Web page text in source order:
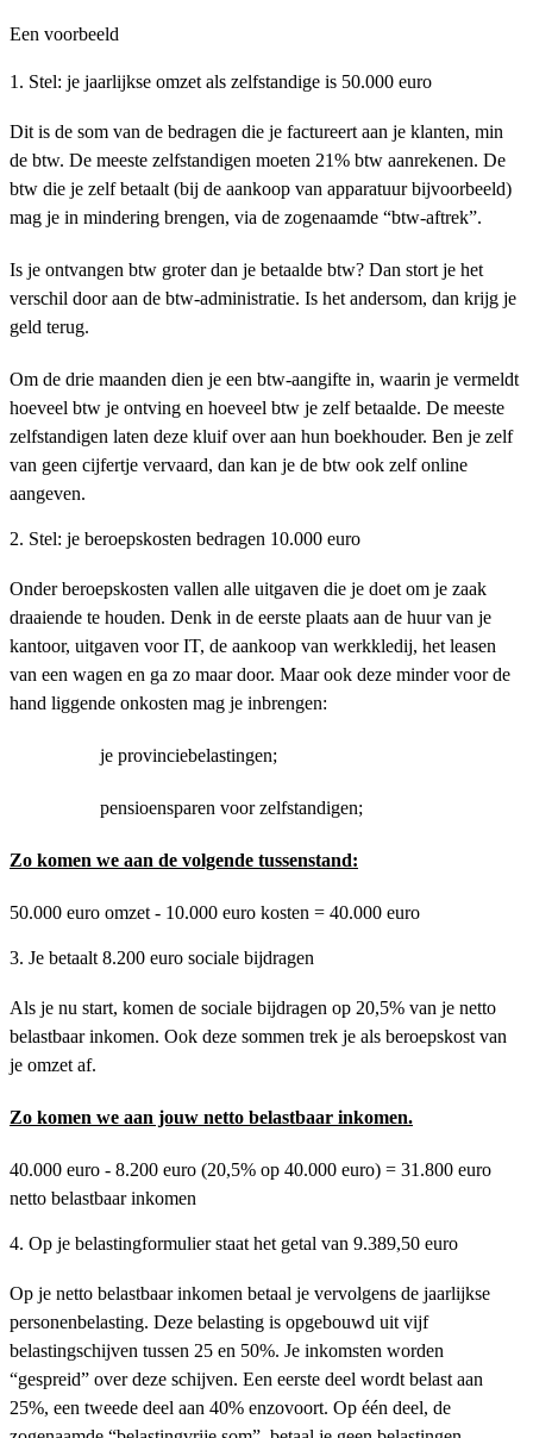
Een voorbeeld
1. Stel: je jaarlijkse omzet als zelfstandige is 50.000 euro
Dit is de som van de bedragen die je factureert aan je klanten, min
de btw. De meeste zelfstandigen moeten 21% btw aanrekenen. De
btw die je zelf betaalt (bij de aankoop van apparatuur bijvoorbeeld)
mag je in mindering brengen, via de zogenaamde “btw-aftrek”.
Is je ontvangen btw groter dan je betaalde btw? Dan stort je het
verschil door aan de btw-administratie. Is het andersom, dan krijg je
geld terug.
Om de drie maanden dien je een btw-aangifte in, waarin je vermeldt
hoeveel btw je ontving en hoeveel btw je zelf betaalde. De meeste
zelfstandigen laten deze kluif over aan hun boekhouder. Ben je zelf
van geen cijfertje vervaard, dan kan je de btw ook zelf online
aangeven.
2. Stel: je beroepskosten bedragen 10.000 euro
Onder beroepskosten vallen alle uitgaven die je doet om je zaak
draaiende te houden. Denk in de eerste plaats aan de huur van je
kantoor, uitgaven voor IT, de aankoop van werkkledij, het leasen
van een wagen en ga zo maar door. Maar ook deze minder voor de
hand liggende onkosten mag je inbrengen:
je provinciebelastingen;
pensioensparen voor zelfstandigen;
Zo komen we aan de volgende tussenstand:
50.000 euro omzet - 10.000 euro kosten = 40.000 euro
3. Je betaalt 8.200 euro sociale bijdragen
Als je nu start, komen de sociale bijdragen op 20,5% van je netto
belastbaar inkomen. Ook deze sommen trek je als beroepskost van
je omzet af.
Zo komen we aan jouw netto belastbaar inkomen.
40.000 euro - 8.200 euro (20,5% op 40.000 euro) = 31.800 euro
netto belastbaar inkomen
4. Op je belastingformulier staat het getal van 9.389,50 euro
Op je netto belastbaar inkomen betaal je vervolgens de jaarlijkse
personenbelasting. Deze belasting is opgebouwd uit vijf
belastingschijven tussen 25 en 50%. Je inkomsten worden
“gespreid” over deze schijven. Een eerste deel wordt belast aan
25%, een tweede deel aan 40% enzovoort. Op één deel, de